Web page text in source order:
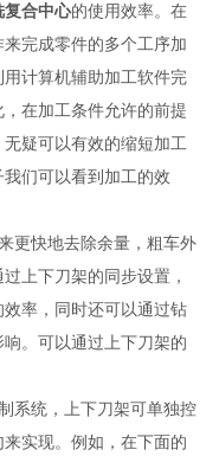
复合中心的使用效率。在
完成零件的多个工序加
计算机辅助加工软件完
在加工条件允许的前提
疑可以有效的缩短加工
们可以看到加工的效
快地去除余量，粗车外
上下刀架的同步设置，
率，同时还可以通过钻
。可以通过上下刀架的
统，上下刀架可单独控
实现。例如，在下面的